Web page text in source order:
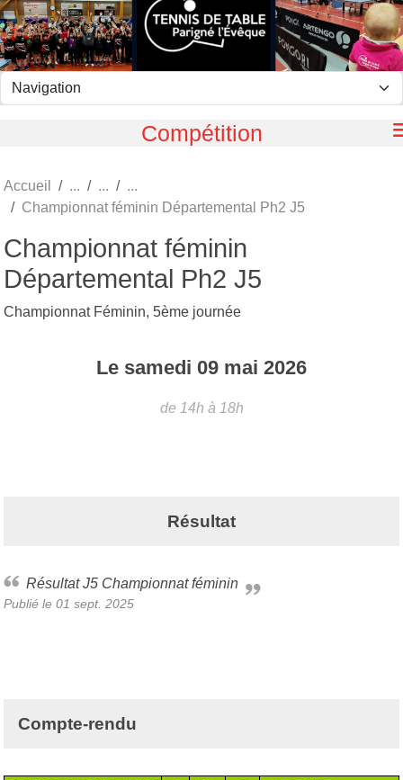
Compétition
Accueil
Championnat féminin Départemental Ph2 J5
Championnat féminin
Départemental Ph2 J5
Championnat Féminin, 5ème journée
Le samedi 09 mai 2026
de 14h à 18h
Résultat
Résultat J5 Championnat féminin
Publié le 01 sept. 2025
Compte-rendu
Panneau de gestion des cookies